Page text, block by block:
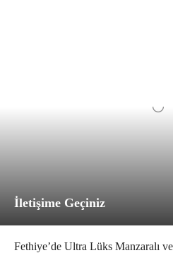
İletişime Geçiniz
Fethiye’de Ultra Lüks Manzaralı